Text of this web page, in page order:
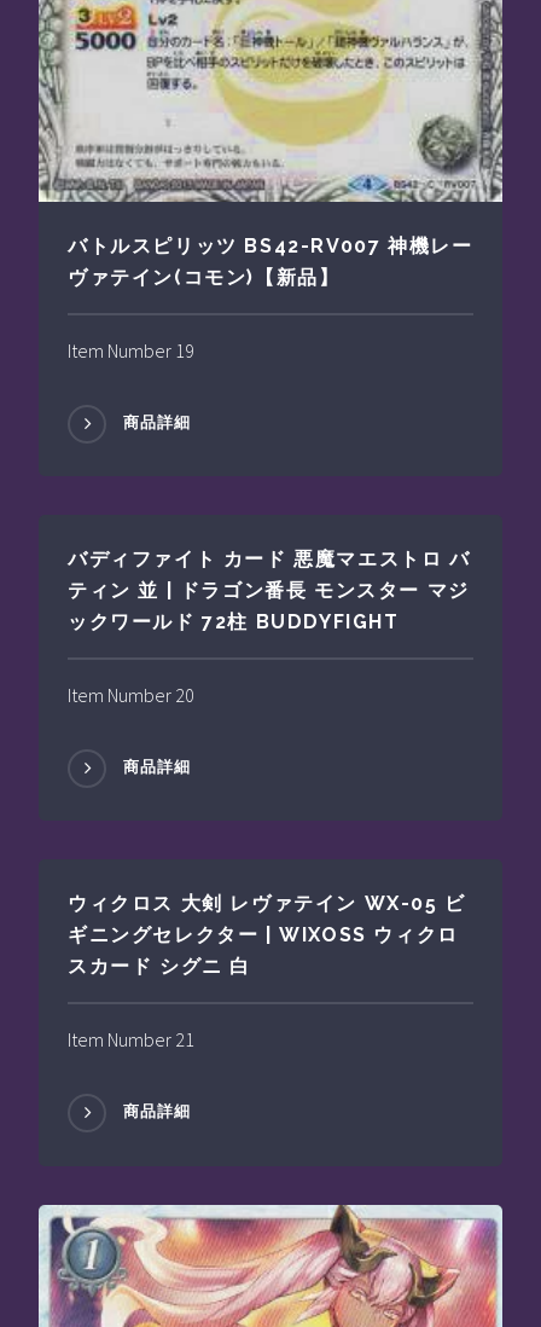
バトルスピリッツ BS42-RV007 神機レー
ヴァテイン(コモン)【新品】
Item Number 19
商品詳細
バディファイト カード 悪魔マエストロ バ
ティン 並 | ドラゴン番長 モンスター マジ
ックワールド 72柱 BUDDYFIGHT
Item Number 20
商品詳細
ウィクロス 大剣 レヴァテイン WX-05 ビ
ギニングセレクター | WIXOSS ウィクロ
スカード シグニ 白
Item Number 21
商品詳細